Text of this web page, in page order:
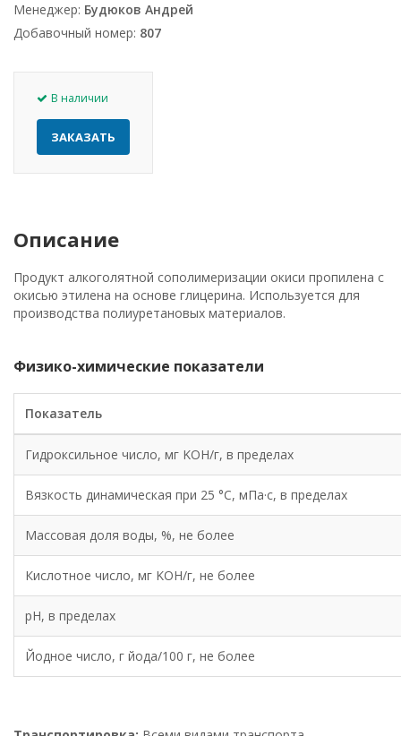
Менеджер: Будюков Андрей
Добавочный номер: 807
В наличии
ЗАКАЗАТЬ
Описание
Продукт алкоголятной сополимеризации окиси пропилена с
окисью этилена на основе глицерина. Используется для
производства полиуретановых материалов.
Физико-химические показатели
Показатель
Гидроксильное число, мг KOH/г, в пределах
Вязкость динамическая при 25 °С, мПа·с, в пределах
Массовая доля воды, %, не более
Кислотное число, мг KOH/г, не более
pH, в пределах
Йодное число, г йода/100 г, не более